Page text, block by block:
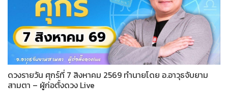
ดวงรายวัน ศุกร์ที่ 7 สิงหาคม 2569 ทำนายโดย อ.อาวุธจับยาม
สามตา – ผู้ก่อตั้งดวง Live